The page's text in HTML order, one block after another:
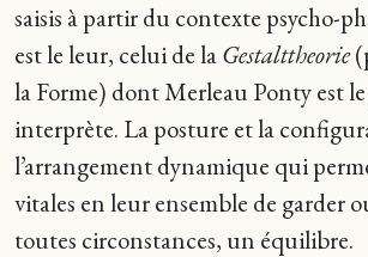
saisis à partir du contexte psycho-
est le leur, celui de laGestalttheorie
la Forme) dont Merleau Ponty est
interprète. La posture et la
l’arrangement dynamique qui
vitales en leur ensemble de garder
toutes circonstances, un équilibre.